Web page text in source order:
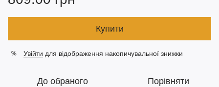
Купити
% Увійти для відображення накопичувальної знижки
До обраного Порівняти